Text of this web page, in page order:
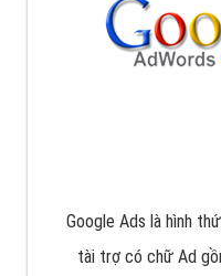
Google Ads là hình
tài trợ có chữ Ad